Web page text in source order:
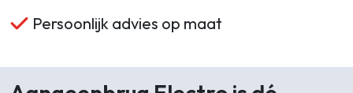
Persoonlijk advies op maat